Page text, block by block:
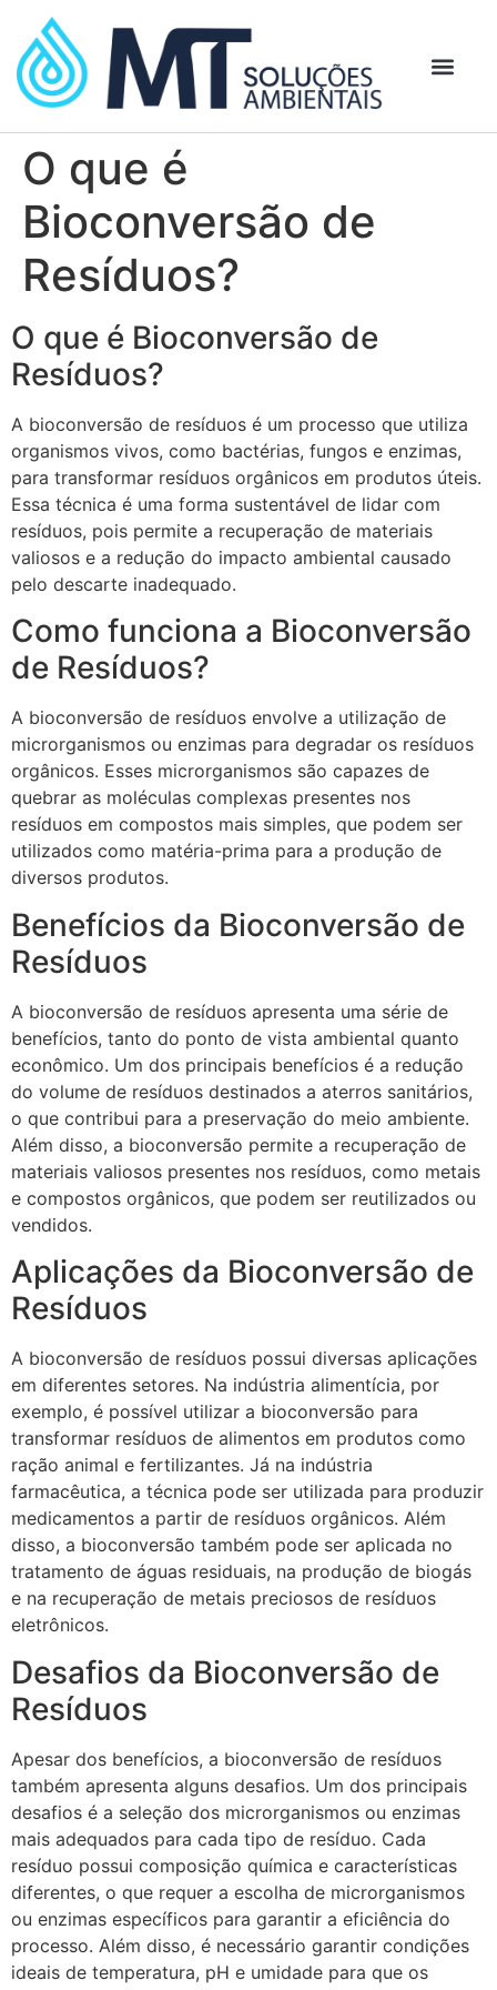
O que é
Bioconversão de
Resíduos?
O que é Bioconversão de
Resíduos?
A bioconversão de resíduos é um processo que utiliza
organismos vivos, como bactérias, fungos e enzimas,
para transformar resíduos orgânicos em produtos úteis.
Essa técnica é uma forma sustentável de lidar com
resíduos, pois permite a recuperação de materiais
valiosos e a redução do impacto ambiental causado
pelo descarte inadequado.
Como funciona a Bioconversão
de Resíduos?
A bioconversão de resíduos envolve a utilização de
microrganismos ou enzimas para degradar os resíduos
orgânicos. Esses microrganismos são capazes de
quebrar as moléculas complexas presentes nos
resíduos em compostos mais simples, que podem ser
utilizados como matéria-prima para a produção de
diversos produtos.
Benefícios da Bioconversão de
Resíduos
A bioconversão de resíduos apresenta uma série de
benefícios, tanto do ponto de vista ambiental quanto
econômico. Um dos principais benefícios é a redução
do volume de resíduos destinados a aterros sanitários,
o que contribui para a preservação do meio ambiente.
Além disso, a bioconversão permite a recuperação de
materiais valiosos presentes nos resíduos, como metais
e compostos orgânicos, que podem ser reutilizados ou
vendidos.
Aplicações da Bioconversão de
Resíduos
A bioconversão de resíduos possui diversas aplicações
em diferentes setores. Na indústria alimentícia, por
exemplo, é possível utilizar a bioconversão para
transformar resíduos de alimentos em produtos como
ração animal e fertilizantes. Já na indústria
farmacêutica, a técnica pode ser utilizada para produzir
medicamentos a partir de resíduos orgânicos. Além
disso, a bioconversão também pode ser aplicada no
tratamento de águas residuais, na produção de biogás
e na recuperação de metais preciosos de resíduos
eletrônicos.
Desafios da Bioconversão de
Resíduos
Apesar dos benefícios, a bioconversão de resíduos
também apresenta alguns desafios. Um dos principais
desafios é a seleção dos microrganismos ou enzimas
mais adequados para cada tipo de resíduo. Cada
resíduo possui composição química e características
diferentes, o que requer a escolha de microrganismos
ou enzimas específicos para garantir a eficiência do
processo. Além disso, é necessário garantir condições
ideais de temperatura, pH e umidade para que os